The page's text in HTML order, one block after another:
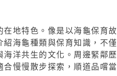
地特色。像是以海龜保育故
海龜種類與保育知識，不僅
洋共生的文化。周邊緊鄰歷
慢慢散步探索，順道品嚐當